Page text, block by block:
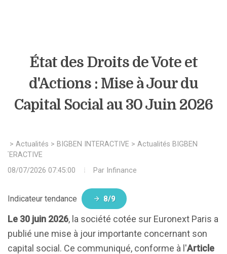
État des Droits de Vote et
d'Actions : Mise à Jour du
Capital Social au 30 Juin 2026
> Actualités > BIGBEN INTERACTIVE > Actualités BIGBEN
08/07/2026 07:45:00
Par Infinance
Indicateur tendance 8/9
Le 30 juin 2026, la société cotée sur Euronext Paris a
publié une mise à jour importante concernant son
capital social. Ce communiqué, conforme à l'Article